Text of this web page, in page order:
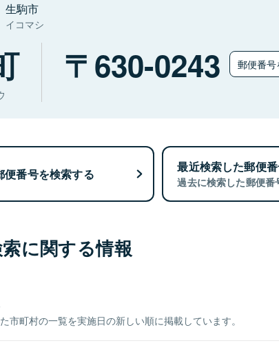
生駒市
イコマシ
630-0243 郵便番号
便番号を検索する 最近検索した郵便
過去に検索した郵便番
に関する情報
市町村の一覧を実施日の新しい順に掲載しています。